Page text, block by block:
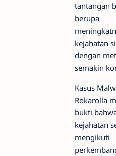
tantangan
berupa
kejahatan
dengan
semakin
Kasus
Rokarolla
bukti
kejahatan
mengikuti